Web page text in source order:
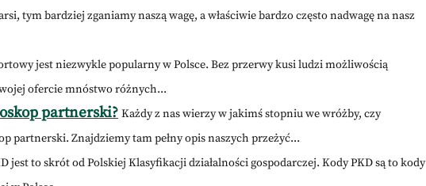
tym bardziej zganiamy naszą wagę, a właściwie bardzo często nadwagę na nasz
jest niezwykle popularny w Polsce. Bez przerwy kusi ludzi możliwością
ofercie mnóstwo różnych...
partnerski? Każdy z nas wierzy w jakimś stopniu we wróżby, czy
partnerski. Znajdziemy tam pełny opis naszych przeżyć...
jest to skrót od Polskiej Klasyfikacji działalności gospodarczej. Kody PKD są to kody